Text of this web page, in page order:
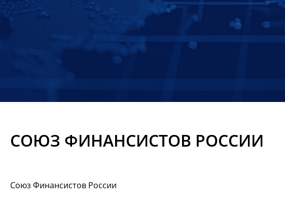
СОЮЗ ФИНАНСИСТОВ РОССИИ
Союз Финансистов России